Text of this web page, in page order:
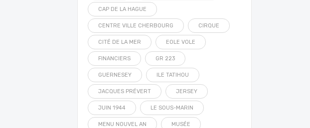
CAP DE LA HAGUE
CENTRE VILLE CHERBOURG CIRQUE
CITÉ DE LA MER EOLE VOLE
FINANCIERS GR 223
GUERNESEY ILE TATIHOU
JACQUES PRÉVERT JERSEY
JUIN 1944 LE SOUS-MARIN
MENU NOUVEL AN MUSÉE